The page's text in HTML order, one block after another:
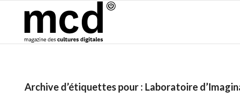
Archive d’étiquettes pour : Laboratoire